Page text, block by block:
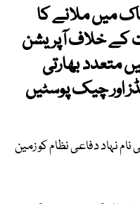
میں ملانے کا
کے خلاف آپریشن
متعدد بھارتی
اور چیک پوسٹیں
بھارتی نام نہاد دفاعی نظام کو زمین